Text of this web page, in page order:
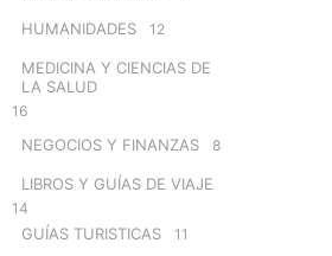
HUMANIDADES 12
MEDICINA Y CIENCIAS DE
LA SALUD
16
NEGOCIOS Y FINANZAS 8
LIBROS Y GUÍAS DE VIAJE
14
GUÍAS TURISTICAS 11